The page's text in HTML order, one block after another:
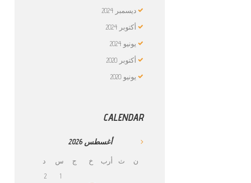
ديسمبر2024
أكتوبر2024
يونيو2024
أكتوبر2020
يونيو2020
CALENDAR
أغسطس2026
ن ث أرب خ ج س
د
1
2